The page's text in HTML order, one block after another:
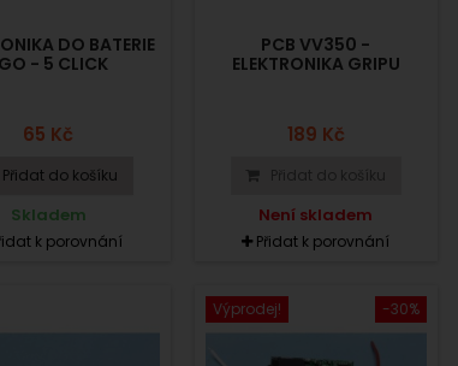
DO BATERIE
- 5 CLICK
65 Kč
Přidat do košíku
Skladem
k porovnání
PCB VV350 -
ELEKTRONIKA GRIPU
189 Kč
Přidat do košíku
Není skladem
Přidat k porovnání
Výprodej! -30%